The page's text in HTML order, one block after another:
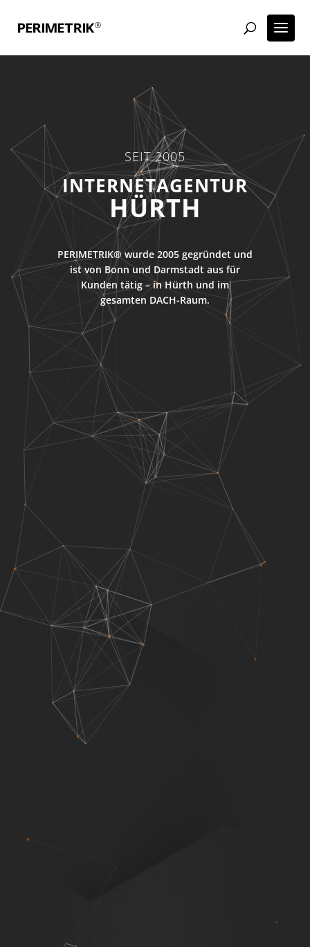
SEIT 2005
HÜRTH
PERIMETRIK® wurde 2005 gegründet und
ist von Bonn und Darmstadt aus für
Kunden tätig – in Hürth und im
gesamten DACH-Raum.